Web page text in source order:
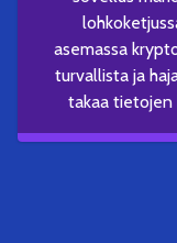
asemassa
turvallista ja
takaa tietojen